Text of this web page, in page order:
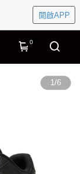
開啟APP
0
1/6